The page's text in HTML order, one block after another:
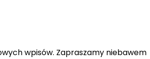
wpisów. Zapraszamy niebawem